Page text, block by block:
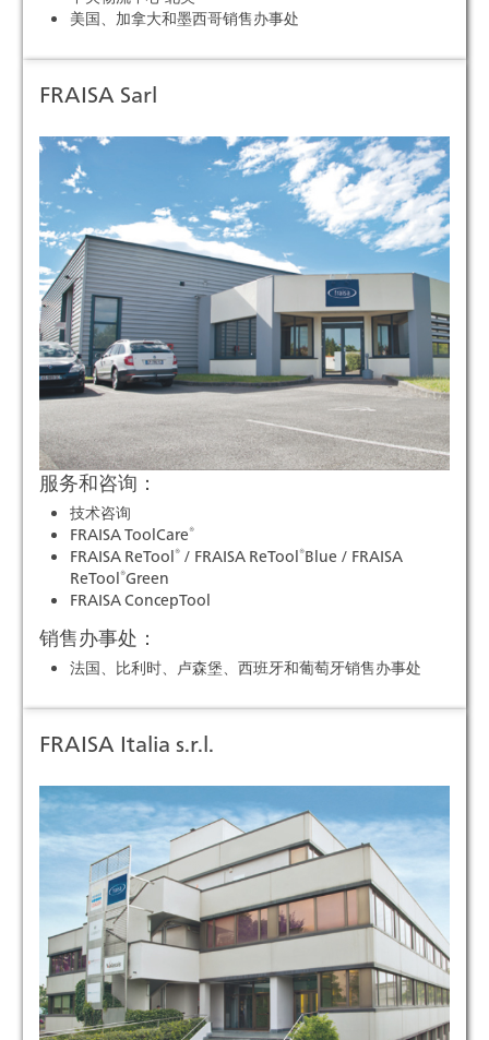
美国、加拿大和墨西哥销售办事处
FRAISA Sarl
服务和咨询：
技术咨询
FRAISA ToolCare®
FRAISA ReTool® / FRAISA ReTool®Blue / FRAISA
ReTool®Green
FRAISA ConcepTool
销售办事处：
法国、比利时、卢森堡、西班牙和葡萄牙销售办事处
FRAISA Italia s.r.l.